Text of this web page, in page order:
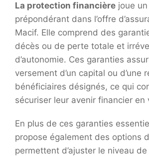
La protection financière joue
prépondérant dans l’offre
Macif. Elle comprend des
décès ou de perte totale et
d’autonomie. Ces garanties
versement d’un capital ou d’une
bénéficiaires désignés, ce qui
sécuriser leur avenir financier en
En plus de ces garanties
propose également des options
permettent d’ajuster le niveau